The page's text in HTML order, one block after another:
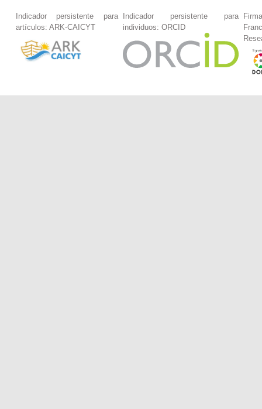
Indicador persistente para
artículos: ARK-CAICYT
Indicador persistente para
individuos: ORCID